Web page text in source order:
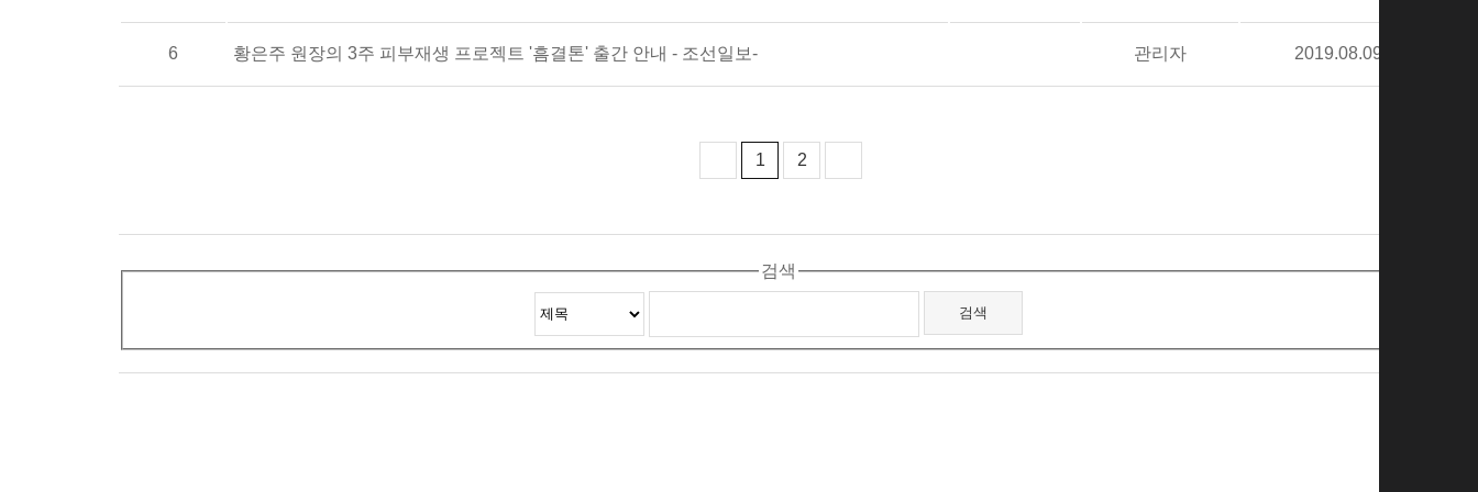
6 황은주 원장의 3주 피부재생 프로젝트 '흠결톤' 출간 안내 - 조선일보- 관리자 2019.08.09
1 2
검색